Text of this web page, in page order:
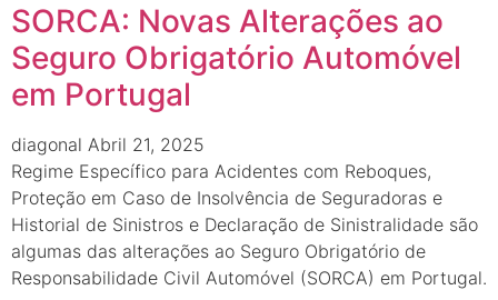
SORCA: Novas Alterações ao
Seguro Obrigatório Automóvel
em Portugal
diagonal Abril 21, 2025
Regime Específico para Acidentes com Reboques,
Proteção em Caso de Insolvência de Seguradoras e
Historial de Sinistros e Declaração de Sinistralidade são
algumas das alterações ao Seguro Obrigatório de
Responsabilidade Civil Automóvel (SORCA) em Portugal.